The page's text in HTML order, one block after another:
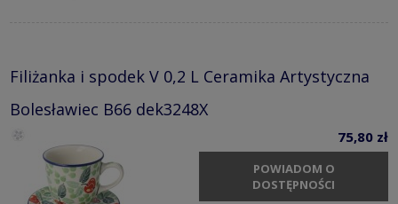
Filiżanka i spodek V 0,2 L Ceramika Artystyczna
Bolesławiec B66 dek3248X
75,80 zł
POWIADOM O
DOSTĘPNOŚCI